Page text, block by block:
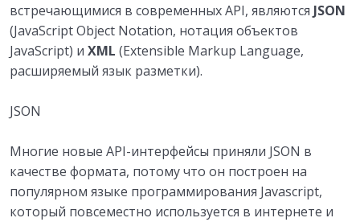
встречающимися в современных API, являются JSON
(JavaScript Object Notation, нотация объектов
JavaScript) и XML (Extensible Markup Language,
расширяемый язык разметки).
JSON
Многие новые API-интерфейсы приняли JSON в
качестве формата, потому что он построен на
популярном языке программирования Javascript,
который повсеместно используется в интернете и